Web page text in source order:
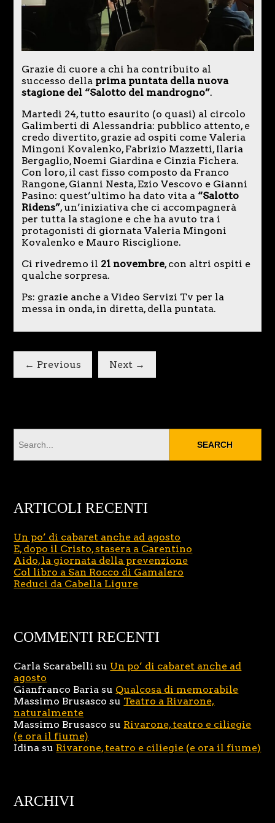
Grazie di cuore a chi ha contribuito al
successo della prima puntata della nuova
stagione del “Salotto del mandrogno”.
Martedì 24, tutto esaurito (o quasi) al circolo
Galimberti di Alessandria: pubblico attento, e
credo divertito, grazie ad ospiti come Valeria
Mingoni Kovalenko, Fabrizio Mazzetti, Ilaria
Bergaglio, Noemi Giardina e Cinzia Fichera.
Con loro, il cast fisso composto da Franco
Rangone, Gianni Nesta, Ezio Vescovo e Gianni
Pasino: quest’ultimo ha dato vita a“Salotto
Ridens”, un’iniziativa che ci accompagnerà
per tutta la stagione e che ha avuto tra i
protagonisti di giornata Valeria Mingoni
Kovalenko e Mauro Risciglione.
Ci rivedremo il 21 novembre, con altri ospiti e
qualche sorpresa.
Ps: grazie anche a Video Servizi Tv per la
messa in onda, in diretta, della puntata.
← Previous Next →
ARTICOLI RECENTI
Un po’ di cabaret anche ad agosto
E, dopo il Cristo, stasera a Carentino
Aido, la giornata della prevenzione
Col libro a San Rocco di Gamalero
Reduci da Cabella Ligure
COMMENTI RECENTI
Carla Scarabelli su Un po’ di cabaret anche ad
agosto
Gianfranco Baria su Qualcosa di memorabile
Massimo Brusasco su Teatro a Rivarone,
naturalmente
Massimo Brusasco su Rivarone, teatro e ciliegie
(e ora il fiume)
Idina su Rivarone, teatro e ciliegie (e ora il fiume)
ARCHIVI